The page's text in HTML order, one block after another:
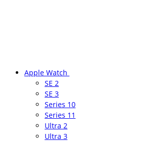
Apple Watch
SE 2
SE 3
Series 10
Series 11
Ultra 2
Ultra 3